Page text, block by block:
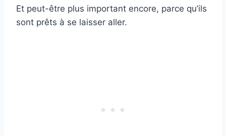
Et peut-être plus important encore, parce qu’ils
sont prêts à se laisser aller.